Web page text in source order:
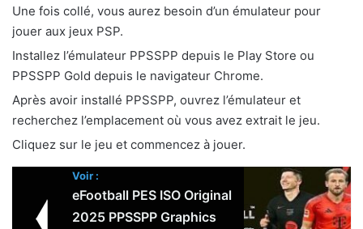
Une fois collé, vous aurez besoin d’un émulateur pour
jouer aux jeux PSP.
Installez l’émulateur PPSSPP depuis le Play Store ou
PPSSPP Gold depuis le navigateur Chrome.
Après avoir installé PPSSPP, ouvrez l’émulateur et
recherchez l’emplacement où vous avez extrait le jeu.
Cliquez sur le jeu et commencez à jouer.
Voir :
eFootball PES ISO Original
2025 PPSSPP Graphics